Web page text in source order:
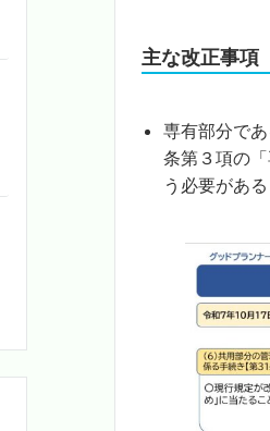
主な改正事項
専有部分で
条第３項の
う必要があ